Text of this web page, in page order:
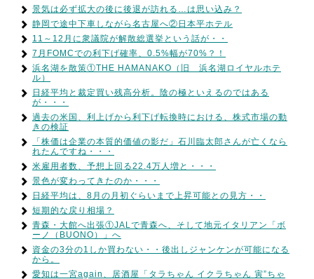
景気は必ず拡大の後に後退が訪れる…は思い込み？
静岡で途中下車しながら名古屋へ②日本平ホテル
11～12月に衆議院が解散総選挙という話が・・
7月FOMCでの利下げ確率、0.5%幅が70%？！
浜名湖を散策①THE HAMANAKO（旧 浜名湖ロイヤルホテ
ル）
日経平均と裁定買い残高分析。陰の極といえるのではある
が・・・
過去の米国、利上げから利下げ転換時における、株式市場の動
きの検証
「株価は企業の本質的価値の影だ」石川臨太郎さんが亡くなら
れたんですね・・・
米雇用者数、予想上回る22.4万人増と・・・
景色が変わってきたのか・・・
日経平均は、8月の月初ぐらいまで上昇可能との見方・・
短期的な戻り相場？
青森・大館へ出張①JALで青森へ、そして地元イタリアン「ボ
ーノ（BUONO）」へ
資金の3分の1しか買わない・・後出しジャンケンが可能になる
から。
愛知は一宮again、居酒屋「タラちゃん イクラちゃん 寅”ちゃ